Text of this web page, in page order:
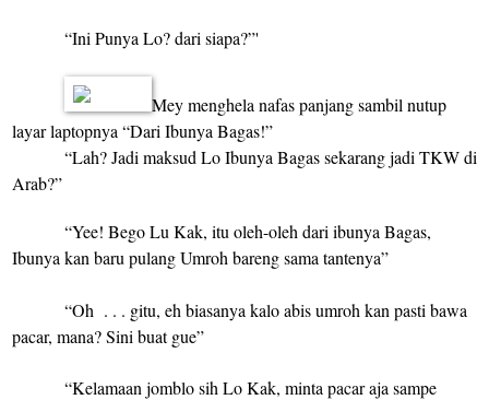
“Ini Punya Lo? dari siapa?”'
Mey menghela nafas panjang sambil nutup
layar laptopnya “Dari Ibunya Bagas!”
“Lah? Jadi maksud Lo Ibunya Bagas sekarang jadi TKW di
Arab?”
“Yee! Bego Lu Kak, itu oleh-oleh dari ibunya Bagas,
Ibunya kan baru pulang Umroh bareng sama tantenya”
“Oh . . . gitu, eh biasanya kalo abis umroh kan pasti bawa
pacar, mana? Sini buat gue”
“Kelamaan jomblo sih Lo Kak, minta pacar aja sampe